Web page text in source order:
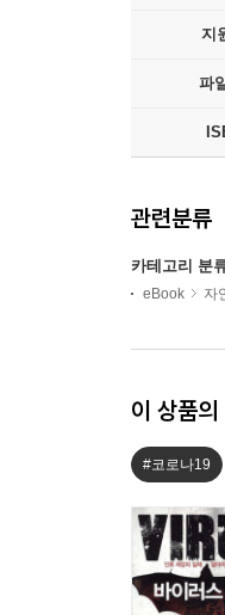
지
파
관련분류
카테고리 분
eBook 자
이 상품의
#코로나19